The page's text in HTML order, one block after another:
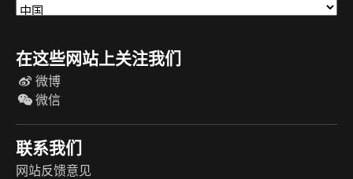
在这些网站上关注我们
微博
微信
联系我们
网站反馈意见